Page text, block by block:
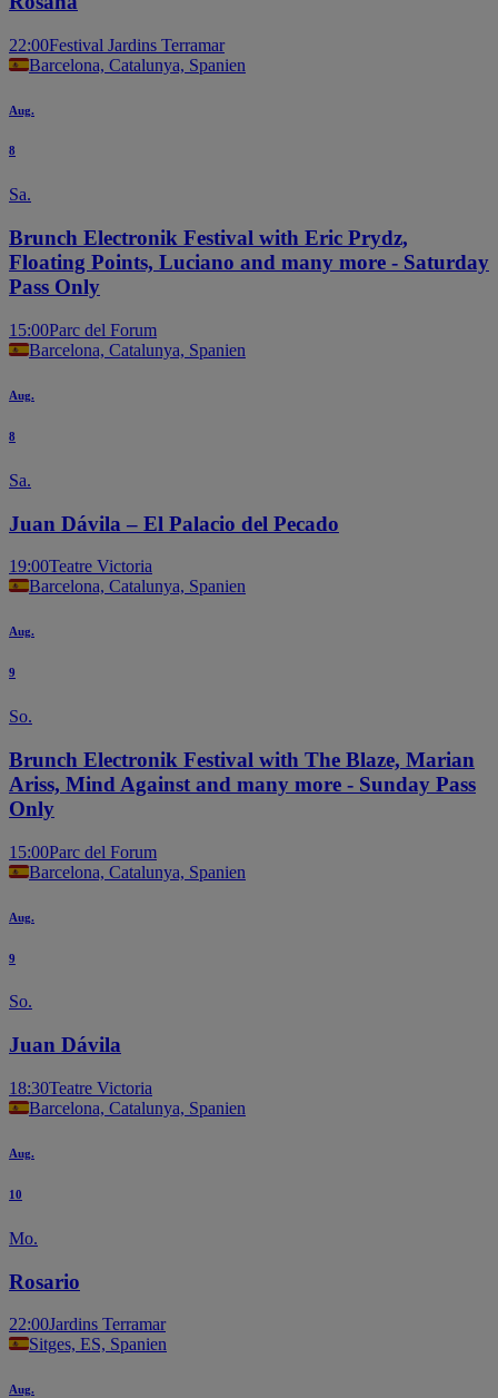
22:00Festival Jardins Terramar
Barcelona, Catalunya, Spanien
Aug.
8
Sa.
Brunch Electronik Festival with Eric Prydz,
Floating Points, Luciano and many more - Saturday
Pass Only
15:00Parc del Forum
Barcelona, Catalunya, Spanien
Aug.
8
Sa.
Juan Dávila – El Palacio del Pecado
19:00Teatre Victoria
Barcelona, Catalunya, Spanien
Aug.
9
So.
Brunch Electronik Festival with The Blaze, Marian
Ariss, Mind Against and many more - Sunday Pass
Only
15:00Parc del Forum
Barcelona, Catalunya, Spanien
Aug.
9
So.
Juan Dávila
18:30Teatre Victoria
Barcelona, Catalunya, Spanien
Aug.
10
Mo.
Rosario
22:00Jardins Terramar
Sitges, ES, Spanien
Aug.